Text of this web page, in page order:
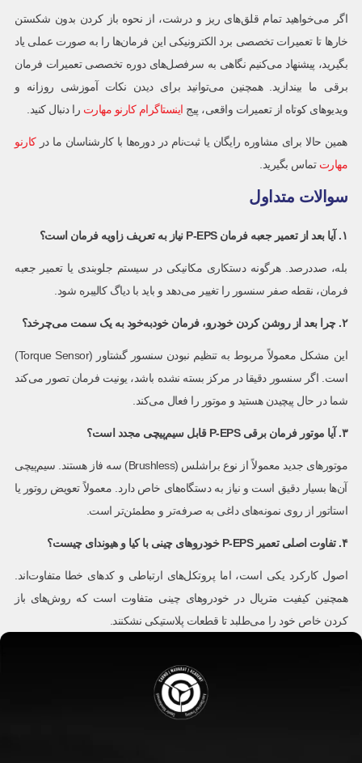
اگر می‌خواهید تمام قلق‌های ریز و درشت، از نحوه باز کردن بدون شکستن
خارها تا تعمیرات تخصصی برد الکترونیکی این فرمان‌ها را به صورت عملی یاد
بگیرید، پیشنهاد می‌کنیم نگاهی به سرفصل‌های دوره تخصصی تعمیرات فرمان
برقی ما بیندازید. همچنین می‌توانید برای دیدن نکات آموزشی روزانه و
ویدیوهای کوتاه از تعمیرات واقعی، پیج اینستاگرام کارنو مهارت را دنبال کنید.
همین حالا برای مشاوره رایگان یا ثبت‌نام در دوره‌ها با کارشناسان ما درکارنو
مهارت تماس بگیرید.
سوالات متداول
۱. آیا بعد از تعمیر جعبه فرمان P-EPS نیاز به تعریف زاویه فرمان است؟
بله، صددرصد. هرگونه دستکاری مکانیکی در سیستم جلوبندی یا تعمیر جعبه
فرمان، نقطه صفر سنسور را تغییر می‌دهد و باید با دیاگ کالیبره شود.
۲. چرا بعد از روشن کردن خودرو، فرمان خودبه‌خود به یک سمت می‌چرخد؟
این مشکل معمولاً مربوط به تنظیم نبودن سنسور گشتاور (Torque Sensor)
است. اگر سنسور دقیقا در مرکز بسته نشده باشد، یونیت فرمان تصور می‌کند
شما در حال پیچیدن هستید و موتور را فعال می‌کند.
۳. آیا موتور فرمان برقی P-EPS قابل سیم‌پیچی مجدد است؟
موتورهای جدید معمولاً از نوع براشلس (Brushless) سه فاز هستند. سیم‌پیچی
آن‌ها بسیار دقیق است و نیاز به دستگاه‌های خاص دارد. معمولاً تعویض روتور یا
استاتور از روی نمونه‌های داغی به صرفه‌تر و مطمئن‌تر است.
۴. تفاوت اصلی تعمیر P-EPS خودروهای چینی با کیا و هیوندای چیست؟
اصول کارکرد یکی است، اما پروتکل‌های ارتباطی و کدهای خطا متفاوت‌اند.
همچنین کیفیت متریال در خودروهای چینی متفاوت است که روش‌های باز
کردن خاص خود را می‌طلبد تا قطعات پلاستیکی نشکنند.